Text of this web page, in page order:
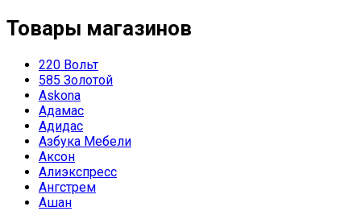
Товары магазинов
220 Вольт
585 Золотой
Askona
Адамас
Адидас
Азбука Мебели
Аксон
Алиэкспресс
Ангстрем
Ашан